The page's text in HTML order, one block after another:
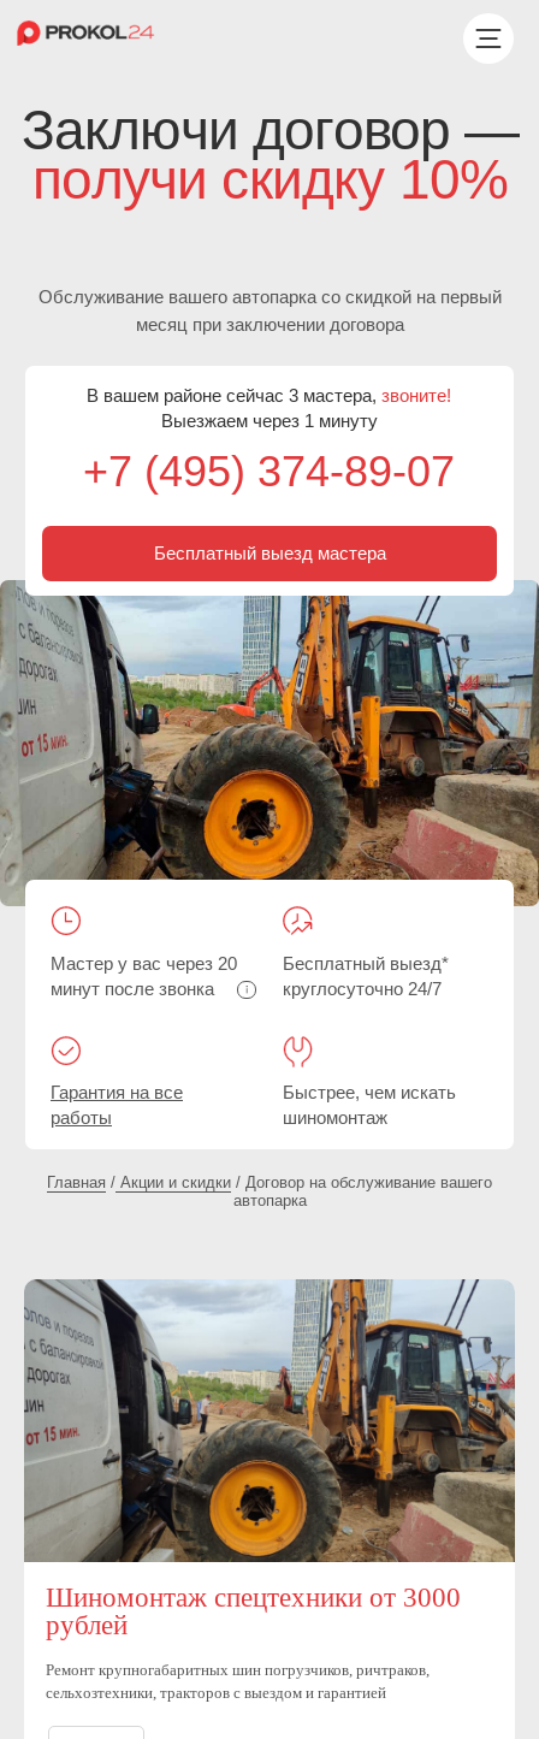
получи скидку 10%
+7 (495) 374-89-07
Выезжаем через 1 минуту
Мастер у вас через 20
минут после звонка
Бесплатный выезд*
круглосуточно 24/7
Гарантия на все
Быстрее, чем искать
шиномонтаж
Бесплатный выезд мастера
Главная Акции и скидки/ Договор на обслуживание вашего
автопарка
Обслуживание вашего автопарка со скидкой на первый
Шиномонтаж спецтехники от 3000
рублей
Ремонт крупногабаритных шин погрузчиков, ричтраков,
сельхозтехники, тракторов с выездом и гарантией